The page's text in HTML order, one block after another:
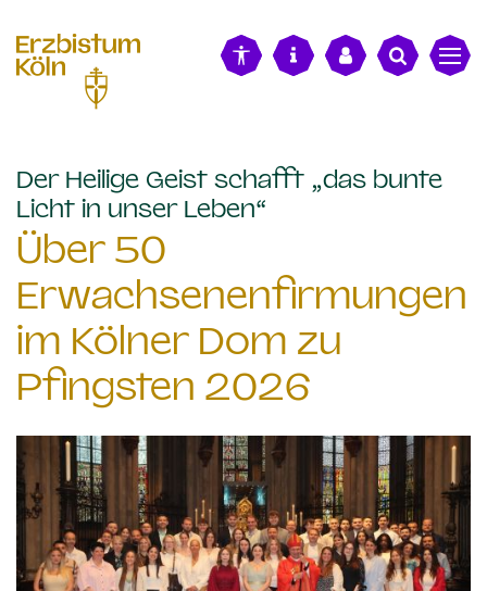
Der Heilige Geist schafft „das bunte
Licht in unser Leben“
Über 50
Erwachsenenfirmungen
im Kölner Dom zu
Pfingsten 2026